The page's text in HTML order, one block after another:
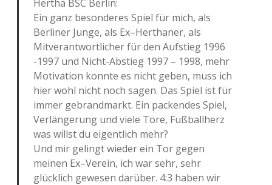
Hertha BSC Berlin:
Ein ganz besonderes Spiel für mich, als
Berliner Junge, als Ex–Herthaner, als
Mitverantwortlicher für den Aufstieg 1996
-1997 und Nicht-Abstieg 1997 – 1998, mehr
Motivation konnte es nicht geben, muss ich
hier wohl nicht noch sagen. Das Spiel ist für
immer gebrandmarkt. Ein packendes Spiel,
Verlängerung und viele Tore, Fußballherz
was willst du eigentlich mehr?
Und mir gelingt wieder ein Tor gegen
meinen Ex–Verein, ich war sehr, sehr
glücklich gewesen darüber. 4:3 haben wir